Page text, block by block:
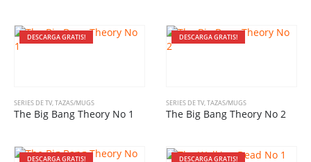
DESCARGA GRATIS!
SERIES DE TV,TAZAS/MUGS
The Big Bang Theory No 1
DESCARGA GRATIS!
SERIES DE TV,TAZAS/MUGS
The Big Bang Theory No 2
DESCARGA GRATIS! DESCARGA GRATIS!